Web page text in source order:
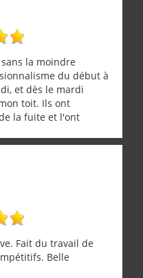
la moindre
du début à
et dès le mardi
toit. Ils ont
la fuite et l'ont
et compétente. C'est
compter sur des
Merci encore !
Fait du travail de
Belle